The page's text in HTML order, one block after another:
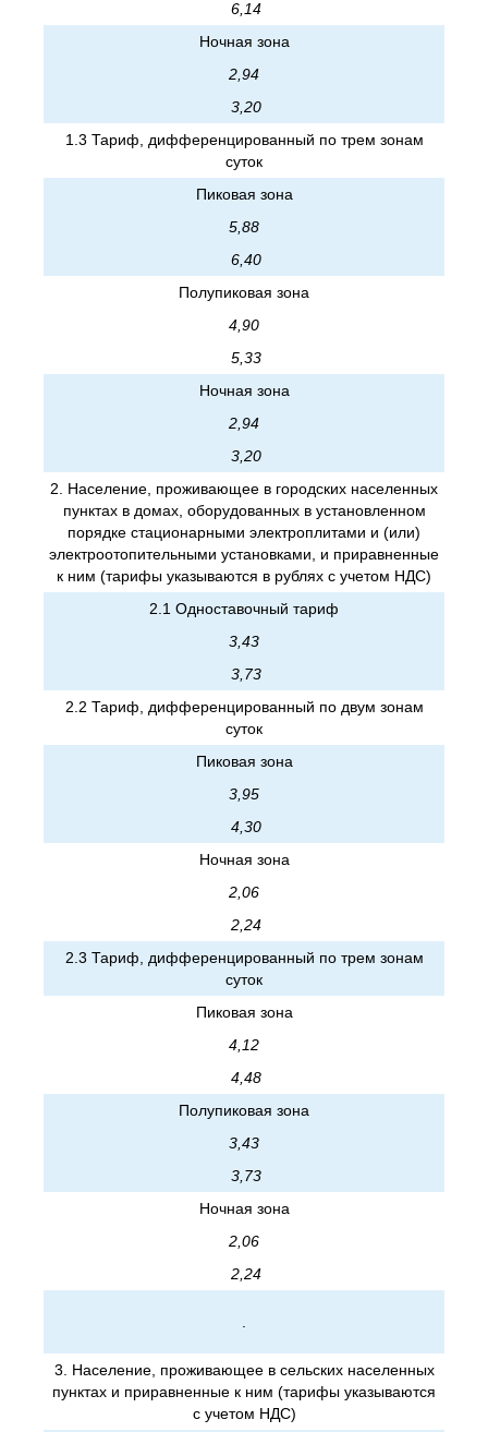
6,14
Ночная зона
2,94
3,20
1.3 Тариф, дифференцированный по трем зонам
суток
Пиковая зона
5,88
6,40
Полупиковая зона
4,90
5,33
Ночная зона
2,94
3,20
2. Население, проживающее в городских населенных
пунктах в домах, оборудованных в установленном
порядке стационарными электроплитами и (или)
электроотопительными установками, и приравненные
к ним (тарифы указываются в рублях с учетом НДС)
2.1 Одноставочный тариф
3,43
3,73
2.2 Тариф, дифференцированный по двум зонам
суток
Пиковая зона
3,95
4,30
Ночная зона
2,06
2,24
2.3 Тариф, дифференцированный по трем зонам
суток
Пиковая зона
4,12
4,48
Полупиковая зона
3,43
3,73
Ночная зона
2,06
2,24
3. Население, проживающее в сельских населенных
пунктах и приравненные к ним (тарифы указываются
с учетом НДС)